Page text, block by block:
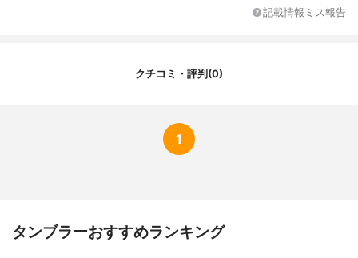
記載情報ミス報告
クチコミ・評判(0)
1
タンブラーおすすめランキング